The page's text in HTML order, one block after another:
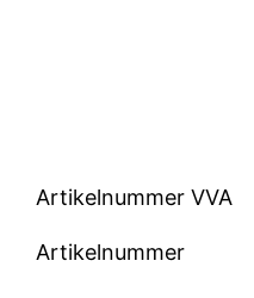
Artikelnummer VVA
Artikelnummer